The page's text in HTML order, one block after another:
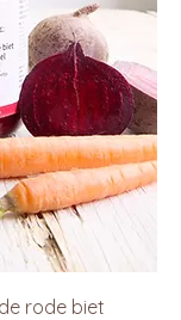
rode biet